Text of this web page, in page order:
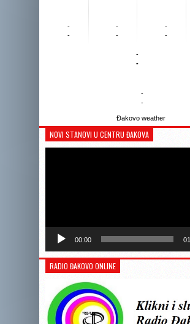
-
-
-
-
-
-
-
-
-
-
Đakovo weather
NOVI STANOVI U CENTRU ĐAKOVA
00:00
RADIO ĐAKOVO ONLINE